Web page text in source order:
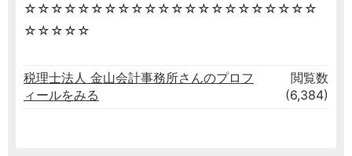
☆☆☆☆☆☆☆☆☆☆☆☆☆☆☆☆☆☆☆☆☆☆
☆☆☆☆☆
税理士法人 金山会計事務所さんのプロフ
ィールをみる
閲覧数
(6,384)